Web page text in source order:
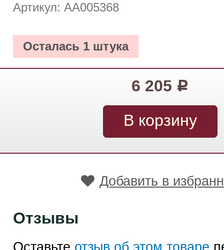
Артикул: АА005368
Осталась 1 штука
6 205 Р
Добавить в
Отзывы